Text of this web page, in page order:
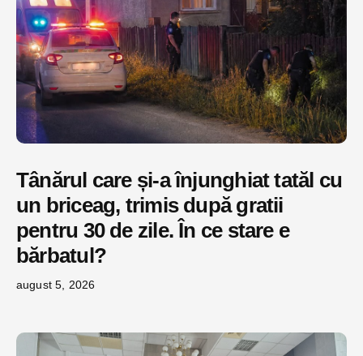
Tânărul care și-a înjunghiat tatăl cu
un briceag, trimis după gratii
pentru 30 de zile. În ce stare e
bărbatul?
august 5, 2026